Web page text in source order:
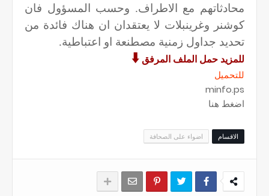
محادثاتهم مع الاطراف. وحسب المسؤول فان
كوشنر وغرينبلات لا يعتقدان ان هناك فائدة من
تحديد جداول زمنية مصطنعة او اعتباطية.
للمزيد حمل الملف المرفق🠳
للتحميل
minfo.ps
اضغط هنا
الاقسام اضواء على الصحافة